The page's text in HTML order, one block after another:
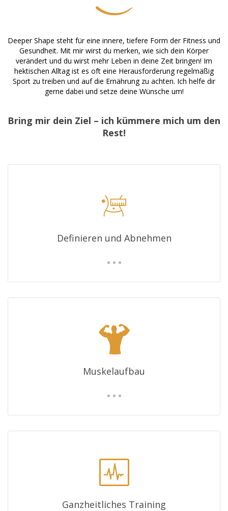
Deeper Shape steht für eine innere, tiefere Form der Fitness und
Gesundheit. Mit mir wirst du merken, wie sich dein Körper
verändert und du wirst mehr Leben in deine Zeit bringen! Im
hektischen Alltag ist es oft eine Herausforderung regelmäßig
Sport zu treiben und auf die Ernährung zu achten. Ich helfe dir
gerne dabei und setze deine Wünsche um!
Bring mir dein Ziel – ich kümmere mich um den
Rest!
Definieren und Abnehmen
Muskelaufbau
Ganzheitliches Training